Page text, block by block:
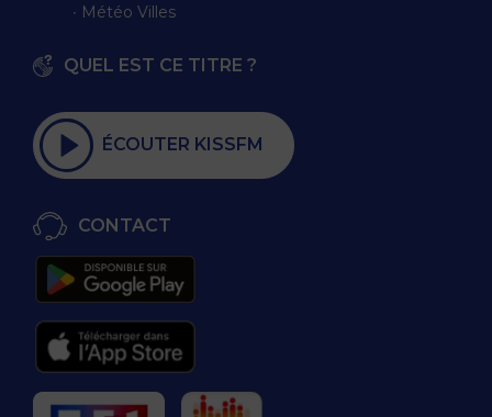
∙ Météo Villes
QUEL EST CE TITRE ?
ÉCOUTER KISSFM
CONTACT